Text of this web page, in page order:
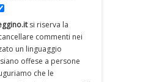
si riserva la
commenti nei
un linguaggio
offese a persone
che le